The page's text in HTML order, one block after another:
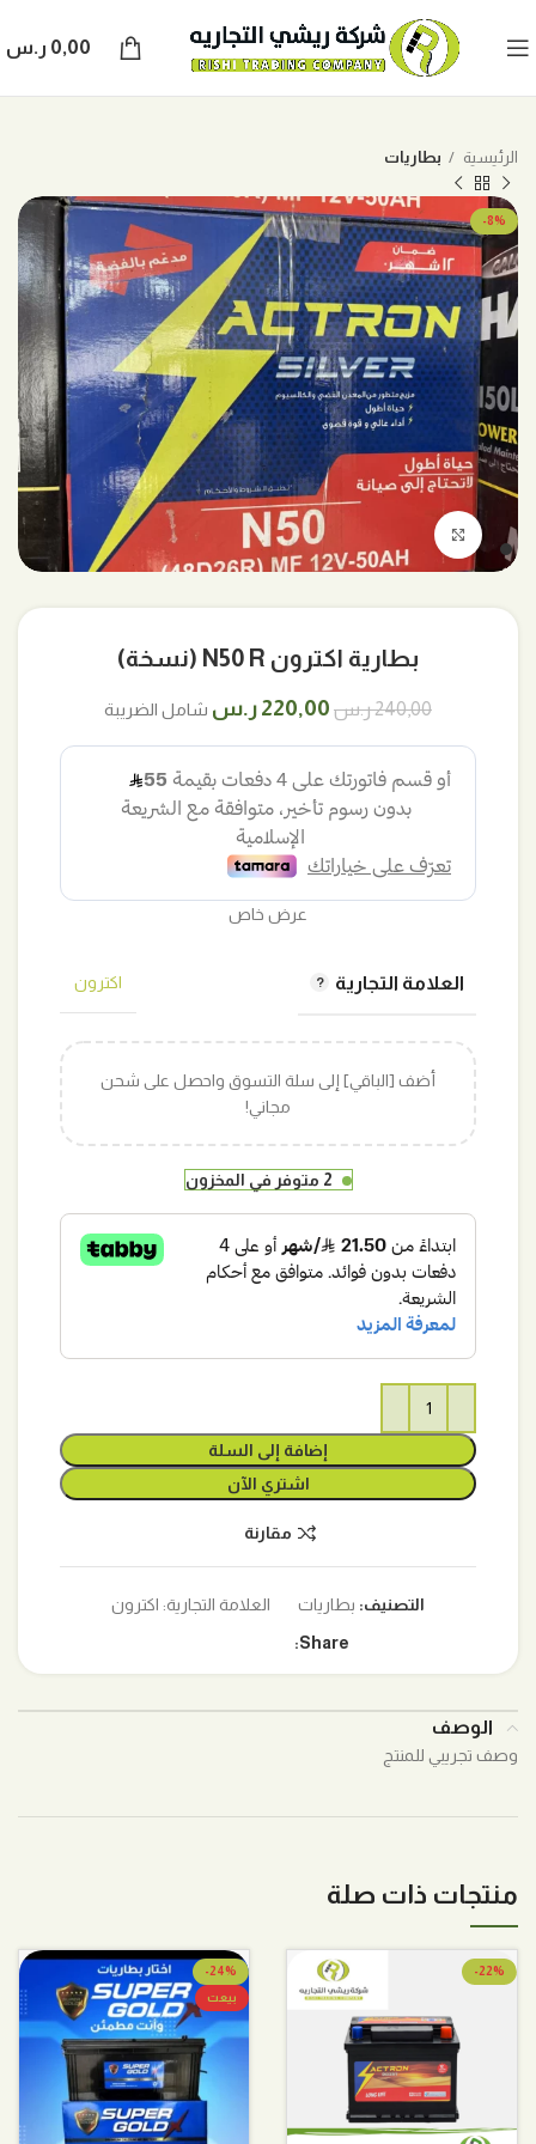
0,00 ر.س
الرئيسية بطاريات
-8%
بطارية اكترون N50 R (نسخة)
240,00ر.س السعر
240,00 ر.س.
220,00 ر.س السعر
220,00 ر.س.
شامل الضريبة
عرض خاص
العلامة التجارية اكترون
أضف [الباقي] إلى سلة التسوق واحصل على شحن
مجاني!
2 متوفر في المخزون
إضافة إلى السلة
اشتري الآن
مقارنة
التصنيف: بطاريات العلامة التجارية: اكترون
Share:
الوصف
وصف تجريبي للمنتج
منتجات ذات صلة
-22%
-24%
بيعت